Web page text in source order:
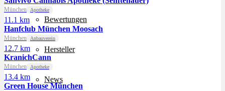
Bewertungen
Hersteller
News
München Apotheke
11.1 km
Hanfclub München Moosach
München Anbauverein
12.7 km
KranichCann
München Apotheke
13.4 km
Green House München